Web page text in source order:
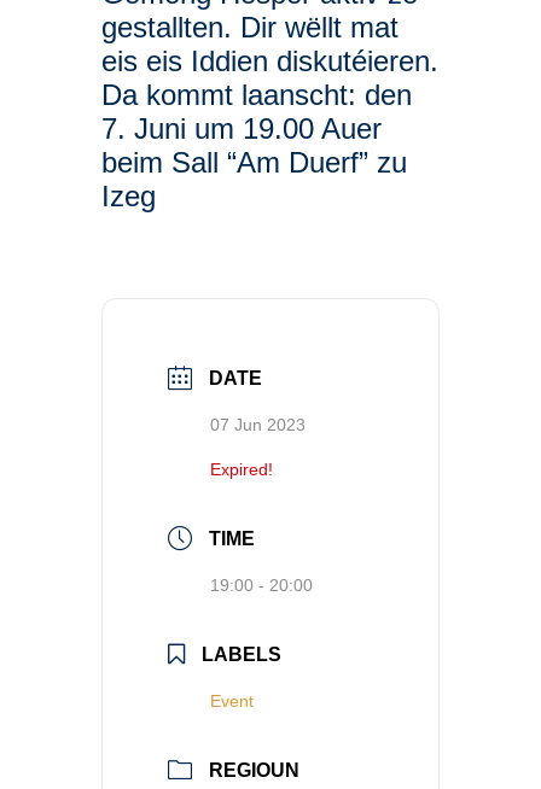
gestallten. Dir wëllt mat
eis eis Iddien diskutéieren.
Da kommt laanscht: den
7. Juni um 19.00 Auer
beim Sall “Am Duerf” zu
Izeg
DATE
07 Jun 2023
Expired!
TIME
19:00 - 20:00
LABELS
Event
REGIOUN